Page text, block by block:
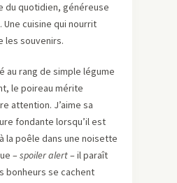
du quotidien, généreuse
cuisine qui nourrit
les souvenirs.
au rang de simple légume
le poireau mérite
attention. J’aime sa
fondante lorsqu’il est
la poêle dans une noisette
–spoiler alert– il paraît
bonheurs se cachent